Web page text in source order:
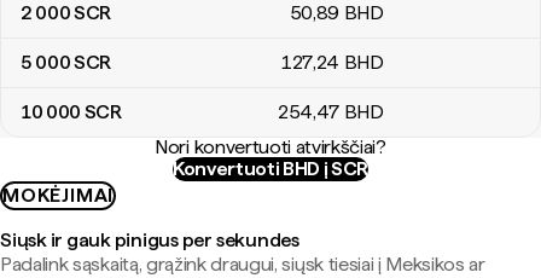
2 000SCR 50,89 BHD
5 000SCR 127,24 BHD
10 000 SCR 254,47 BHD
Nori konvertuoti atvirkščiai?
Konvertuoti BHD į SCR
MOKĖJIMAI
Siųsk ir gauk pinigus per sekundes
Padalink sąskaitą, grąžink draugui, siųsk tiesiai į Meksikos ar